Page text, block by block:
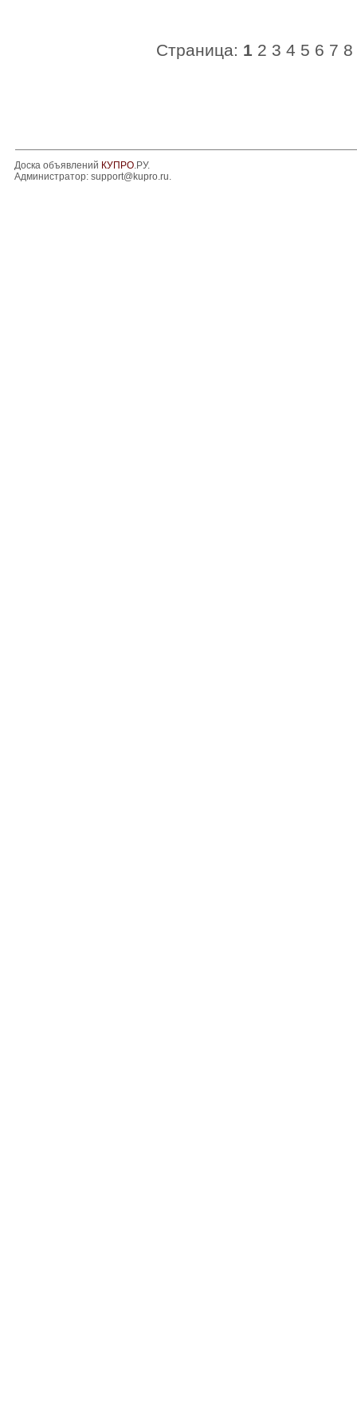
Страница: 1 2 3 4 5 6 7 8
Доска объявлений КУПРО.РУ.
Администратор: support@kupro.ru.